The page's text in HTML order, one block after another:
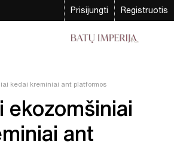
Prisijungti Registruotis
kedai kreminiai ant platformos
ekozomšiniai
ant